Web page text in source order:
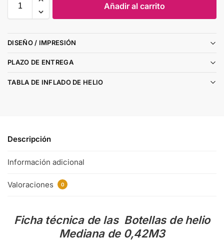
Añadir al carrito
DISEÑO / IMPRESIÓN
PLAZO DE ENTREGA
TABLA DE INFLADO DE HELIO
Descripción
Información adicional
Valoraciones 0
Ficha técnica de las Botellas de helio
Mediana de 0,42M3